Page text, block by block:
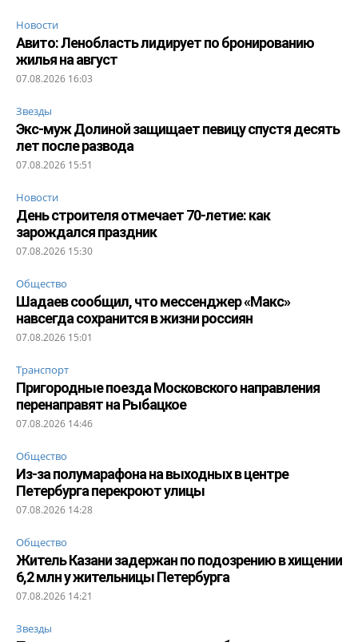
Новости
Авито: Ленобласть лидирует по бронированию
жилья на август
07.08.2026 16:03
Звезды
Экс-муж Долиной защищает певицу спустя десять
лет после развода
07.08.2026 15:51
Новости
День строителя отмечает 70-летие: как
зарождался праздник
07.08.2026 15:30
Общество
Шадаев сообщил, что мессенджер «Макс»
навсегда сохранится в жизни россиян
07.08.2026 15:01
Транспорт
Пригородные поезда Московского направления
перенаправят на Рыбацкое
07.08.2026 14:46
Общество
Из-за полумарафона на выходных в центре
Петербурга перекроют улицы
07.08.2026 14:28
Общество
Житель Казани задержан по подозрению в хищении
6,2 млн у жительницы Петербурга
07.08.2026 14:21
Звезды